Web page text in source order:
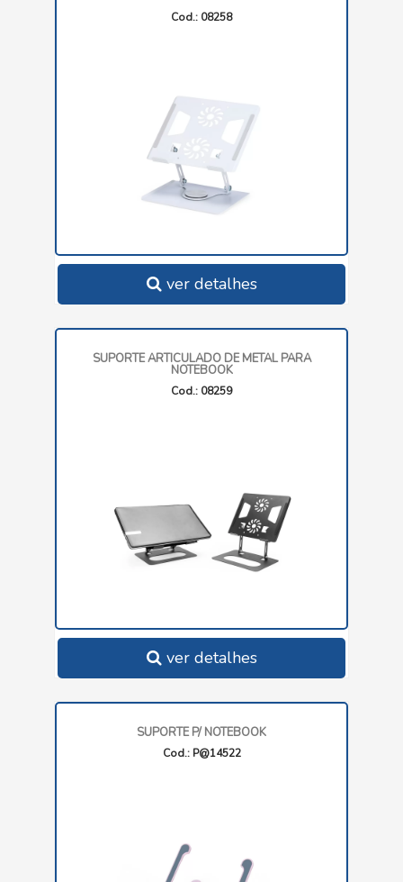
Cod.: 08258
ver detalhes
SUPORTE ARTICULADO DE METAL PARA
NOTEBOOK
Cod.: 08259
ver detalhes
SUPORTE P/ NOTEBOOK
Cod.: P@14522